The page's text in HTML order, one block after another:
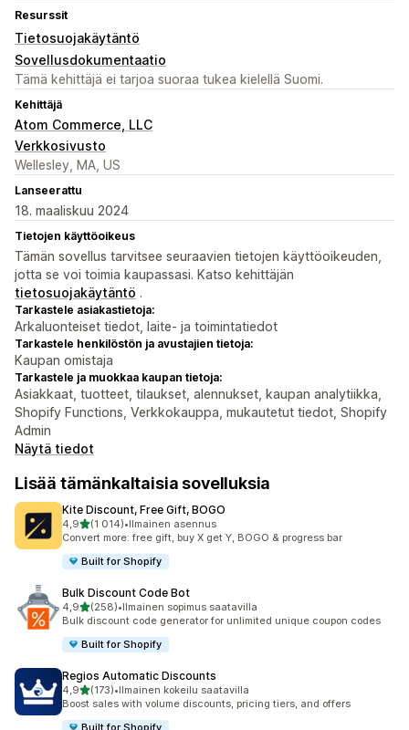
Resurssit
Tietosuojakäytäntö
Sovellusdokumentaatio
Tämä kehittäjä ei tarjoa suoraa tukea kielellä Suomi.
Kehittäjä
Atom Commerce, LLC
Verkkosivusto
Wellesley, MA, US
Lanseerattu
18. maaliskuu 2024
Tietojen käyttöoikeus
Tämän sovellus tarvitsee seuraavien tietojen käyttöoikeuden,
jotta se voi toimia kaupassasi. Katso kehittäjän
tietosuojakäytäntö .
Tarkastele asiakastietoja:
Arkaluonteiset tiedot, laite- ja toimintatiedot
Tarkastele henkilöstön ja avustajien tietoja:
Kaupan omistaja
Tarkastele ja muokkaa kaupan tietoja:
Asiakkaat, tuotteet, tilaukset, alennukset, kaupan analytiikka,
Shopify Functions, Verkkokauppa, mukautetut tiedot, Shopify
Admin
Näytä tiedot
Lisää tämänkaltaisia sovelluksia
Kite Discount, Free Gift, BOGO
4,9/ 5 tähteä
(1 014)
1014 arvostelua yhteensä
•Ilmainen asennus
Convert more: free gift, buy X get Y, BOGO & progress bar
Built for Shopify
Bulk Discount Code Bot
4,9/ 5 tähteä
(258)
258 arvostelua yhteensä
•Ilmainen sopimus saatavilla
Bulk discount code generator for unlimited unique coupon codes
Built for Shopify
Regios Automatic Discounts
4,9/ 5 tähteä
(173)
173 arvostelua yhteensä
•Ilmainen kokeilu saatavilla
Boost sales with volume discounts, pricing tiers, and offers
Built for Shopify